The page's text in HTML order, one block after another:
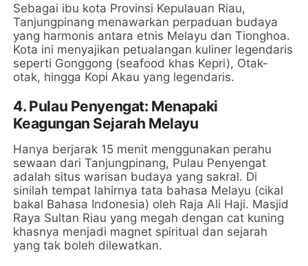
Sebagai ibu kota Provinsi Kepulauan Riau,
Tanjungpinang menawarkan perpaduan budaya
yang harmonis antara etnis Melayu dan Tionghoa.
Kota ini menyajikan petualangan kuliner legendaris
seperti Gonggong (seafood khas Kepri), Otak-
otak, hingga Kopi Akau yang legendaris.
4. Pulau Penyengat: Menapaki
Keagungan Sejarah Melayu
Hanya berjarak 15 menit menggunakan perahu
sewaan dari Tanjungpinang, Pulau Penyengat
adalah situs warisan budaya yang sakral. Di
sinilah tempat lahirnya tata bahasa Melayu (cikal
bakal Bahasa Indonesia) oleh Raja Ali Haji. Masjid
Raya Sultan Riau yang megah dengan cat kuning
khasnya menjadi magnet spiritual dan sejarah
yang tak boleh dilewatkan.